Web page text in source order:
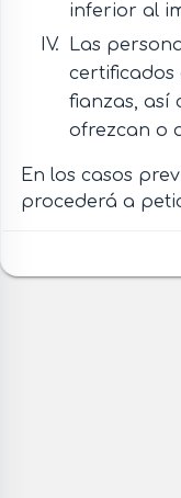
inferior al
Las
certificados
fianzas, así
ofrezcan o
En los casos
procederá a